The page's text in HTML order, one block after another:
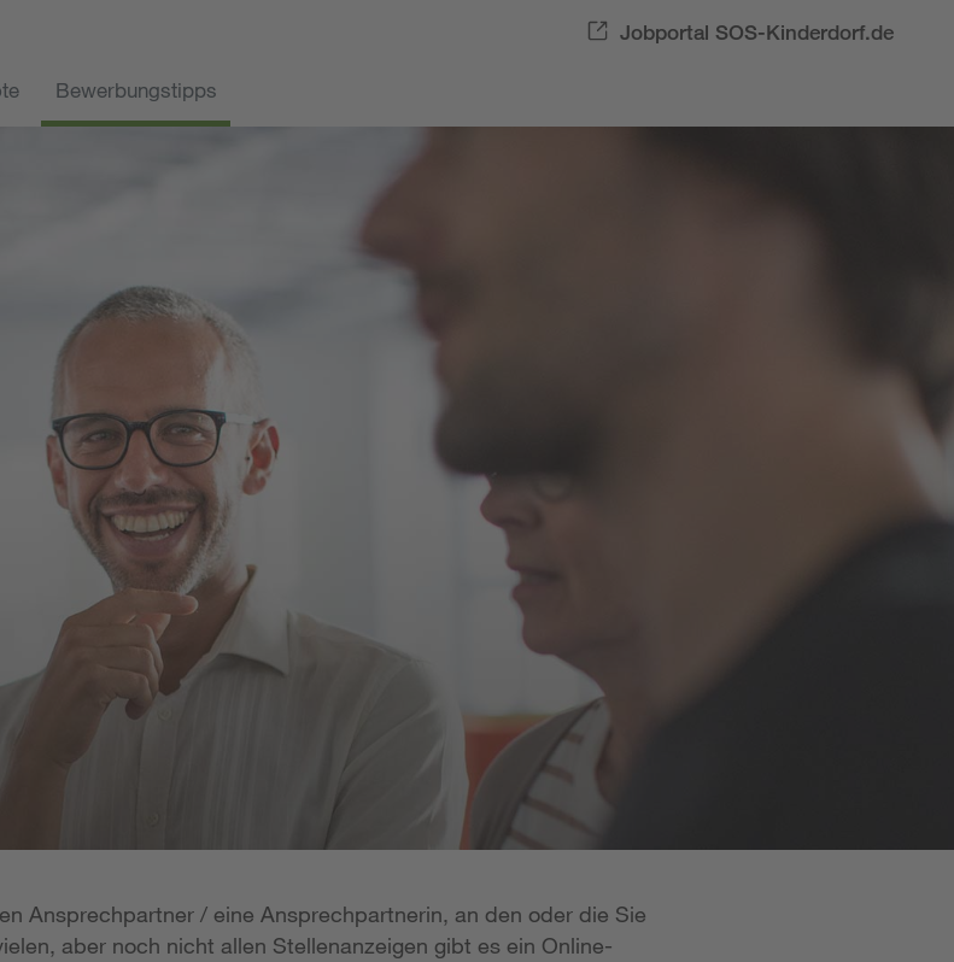
Jobportal SOS-Kinderdorf.de
Bewerbungstipps
Ansprechpartner / eine Ansprechpartnerin, an den oder die Sie
aber noch nicht allen Stellenanzeigen gibt es ein Online-